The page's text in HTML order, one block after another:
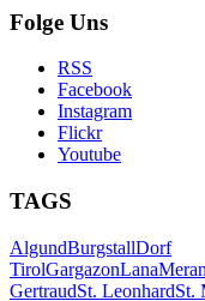
Folge Uns
RSS
Facebook
Instagram
Flickr
Youtube
TAGS
AlgundBurgstallDorf
TirolGargazonLanaMeran
GertraudSt. LeonhardSt.